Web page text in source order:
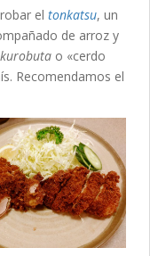
el tonkatsu, un
de arroz y
kurobuta o «cerdo
Recomendamos el